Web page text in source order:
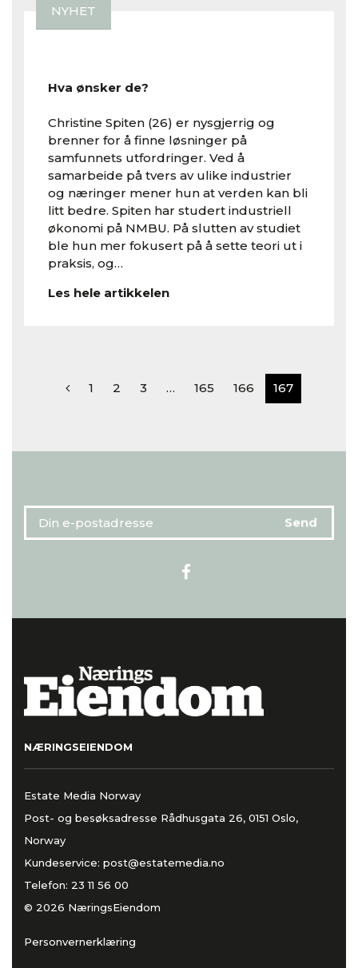
NYHET
Hva ønsker de?
Christine Spiten (26) er nysgjerrig og
brenner for å finne løsninger på
samfunnets utfordringer. Ved å
samarbeide på tvers av ulike industrier
og næringer mener hun at verden kan bli
litt bedre. Spiten har studert industriell
økonomi på NMBU. På slutten av studiet
ble hun mer fokusert på å sette teori ut i
praksis, og…
Les hele artikkelen
1 2 3 … 165 166 167
NÆRINGSEIENDOM
Estate Media Norway
Post- og besøksadresse Rådhusgata 26, 0151 Oslo,
Norway
Kundeservice: post@estatemedia.no
Telefon: 23 11 56 00
© 2026 NæringsEiendom
Personvernerklæring